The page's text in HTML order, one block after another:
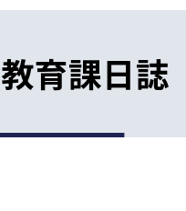
育課日誌